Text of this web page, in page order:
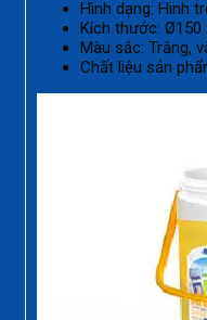
Hình dạng: Hinh
Kích thước: Ø150
Màu sắc: Trắng,
Chất liệu sản